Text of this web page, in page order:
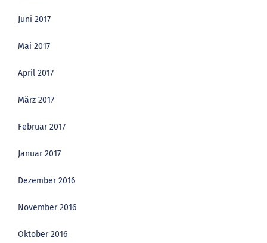
Juni 2017
Mai 2017
April 2017
März 2017
Februar 2017
Januar 2017
Dezember 2016
November 2016
Oktober 2016